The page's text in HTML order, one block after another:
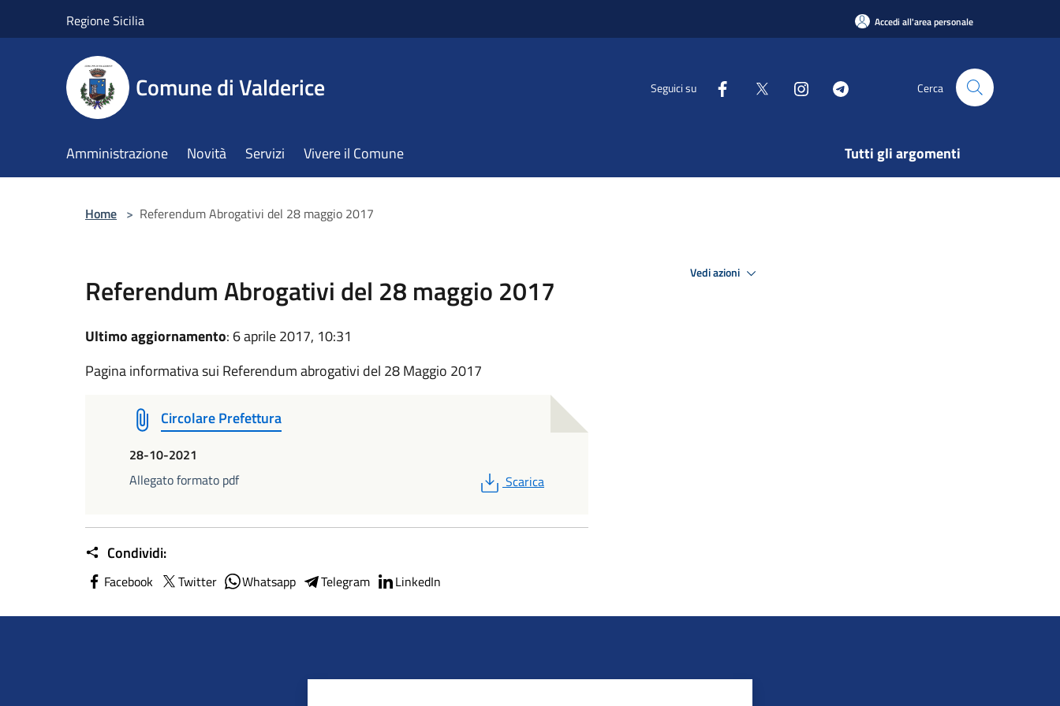
Regione Sicilia Accedi all'area personale
Comune di Valderice Seguici su Cerca
Amministrazione Novità Servizi Vivere il Comune Tutti gli argomenti
Home > Referendum Abrogativi del 28 maggio 2017
Referendum Abrogativi del 28 maggio 2017
Ultimo aggiornamento: 6 aprile 2017, 10:31
Pagina informativa sui Referendum abrogativi del 28 Maggio 2017
Circolare Prefettura
28-10-2021
Allegato formato pdf
PDF
Scarica
Condividi:
Facebook Twitter Whatsapp Telegram LinkedIn
Vedi azioni